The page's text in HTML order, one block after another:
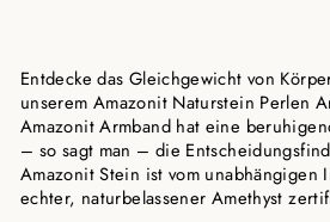
Entdecke das Gleichgewicht von
unserem Amazonit Naturstein Perlen
Amazonit Armband hat eine
– so sagt man – die
Amazonit Stein ist vom unabhängigen
echter, naturbelassener Amethyst